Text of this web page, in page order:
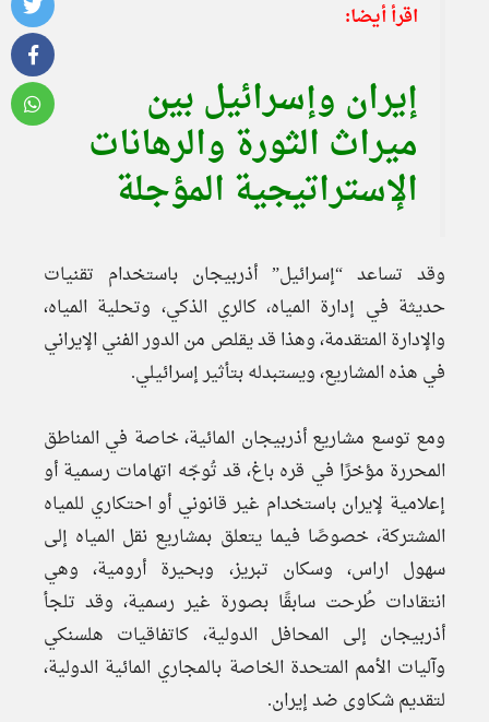
اقرأ أيضا:
إيران وإسرائيل بين
ميراث الثورة والرهانات
الإستراتيجية المؤجلة
وقد تساعد “إسرائيل” أذربيجان باستخدام تقنيات
حديثة في إدارة المياه، كالري الذكي، وتحلية المياه،
والإدارة المتقدمة، وهذا قد يقلص من الدور الفني الإيراني
في هذه المشاريع، ويستبدله بتأثير إسرائيلي.
ومع توسع مشاريع أذربيجان المائية، خاصة في المناطق
المحررة مؤخرًا في قره باغ، قد تُوجّه اتهامات رسمية أو
إعلامية لإيران باستخدام غير قانوني أو احتكاري للمياه
المشتركة، خصوصًا فيما يتعلق بمشاريع نقل المياه إلى
سهول اراس، وسكان تبريز، وبحيرة أرومية، وهي
انتقادات طُرحت سابقًا بصورة غير رسمية، وقد تلجأ
أذربيجان إلى المحافل الدولية، كاتفاقيات هلسنكي
وآليات الأمم المتحدة الخاصة بالمجاري المائية الدولية،
لتقديم شكاوى ضد إيران.